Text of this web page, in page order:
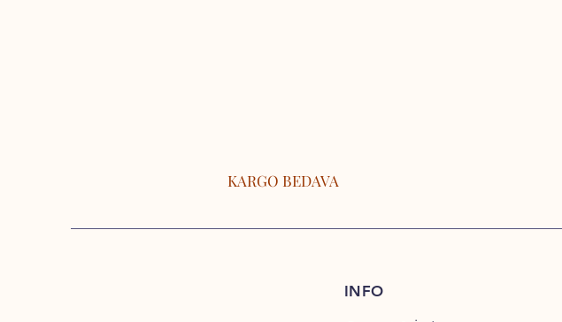
KARGO BEDAVA
INFO